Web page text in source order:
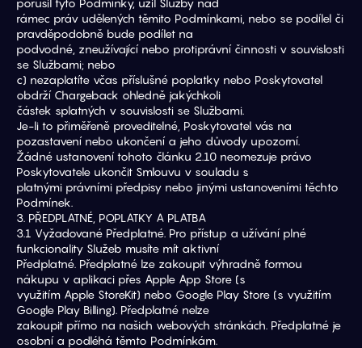
porušil tyto Podmínky, užil Služby nad
rámec práv udělených těmito Podmínkami, nebo se podílel či
pravděpodobně bude podílet na
podvodné, zneužívající nebo protiprávní činnosti v souvislosti
se Službami; nebo
c) nezaplatíte včas příslušné poplatky nebo Poskytovatel
obdrží Chargeback ohledně jakýchkoli
částek splatných v souvislosti se Službami.
Je-li to přiměřeně proveditelné, Poskytovatel vás na
pozastavení nebo ukončení a jeho důvody upozorní.
Žádné ustanovení tohoto článku 2.10 neomezuje právo
Poskytovatele ukončit Smlouvu v souladu s
platnými právními předpisy nebo jinými ustanoveními těchto
Podmínek.
3. PŘEDPLATNÉ, POPLATKY A PLATBA
3.1 Vyžadované Předplatné. Pro přístup a užívání plné
funkcionality Služeb musíte mít aktivní
Předplatné. Předplatné lze zakoupit výhradně formou
nákupu v aplikaci přes Apple App Store (s
využitím Apple StoreKit) nebo Google Play Store (s využitím
Google Play Billing). Předplatné nelze
zakoupit přímo na našich webových stránkách. Předplatné je
osobní a podléhá těmto Podmínkám.